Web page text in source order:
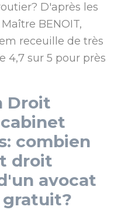
D'après les
BENOIT,
receuille de très
4,7 sur 5 pour près
Droit
combien
droit
avocat